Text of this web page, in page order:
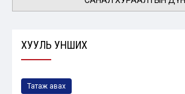
ХУУЛЬ УНШИХ
Татаж авах